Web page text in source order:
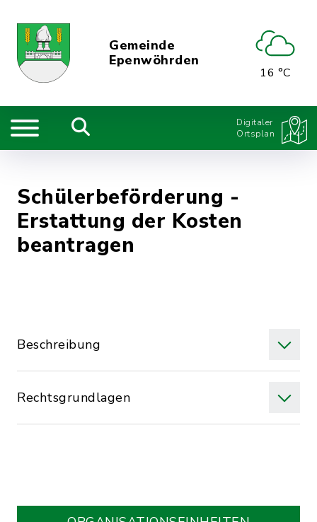
Gemeinde
Epenwöhrden
16 °C
Digitaler
Ortsplan
Schülerbeförderung -
Erstattung der Kosten
beantragen
Beschreibung
Rechtsgrundlagen